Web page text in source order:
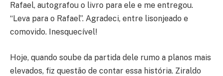
Rafael, autografou o livro para ele e me entregou.
“Leva para o Rafael”. Agradeci, entre lisonjeado e
comovido. Inesquecível!
Hoje, quando soube da partida dele rumo a planos mais
elevados, fiz questão de contar essa história. Ziraldo